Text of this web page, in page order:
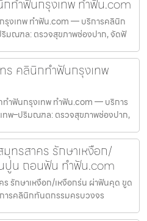
ทำฟันกรุงเทพ ทำฟัน.com
งเทพ ทำฟัน.com — บริการคลินิก
มณฑล: ตรวจสุขภาพช่องปาก, จัดฟั
ร คลินิกทำฟันกรุงเทพ
ำฟันกรุงเทพ ทำฟัน.com — บริการ
พ–ปริมณฑล: ตรวจสุขภาพช่องปาก,
ทรสาคร รักษาเหงือก/
ปูน ถอนฟัน ทำฟัน.com
รักษาเหงือก/เหงือกร่น ผ่าฟันคุด ขูด
รคลินิกทันตกรรมครบวงจร